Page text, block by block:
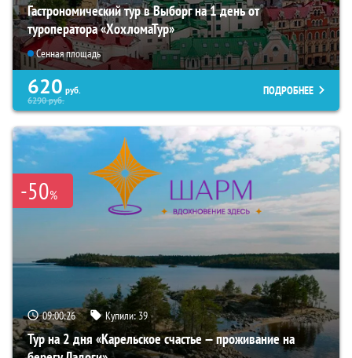
Гастрономический тур в Выборг на 1 день от
туроператора «ХохломаТур»
Сенная площадь
620 руб.
6290руб.
ПОДРОБНЕЕ
-50%
09:00:24 Купили:39
Тур на 2 дня «Карельское счастье — проживание на